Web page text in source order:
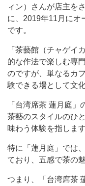
ィン）さんが店主を
に、2019年11月にオ
です。
「茶藝館（チャゲイ
的な作法で楽しむ専
のですが、単なるカ
験できる場として文
「台湾席茶 蓮月庭
茶藝のスタイルのひ
味わう体験を指します
特に「蓮月庭」では
ており、五感で茶の
つまり、「台湾席茶